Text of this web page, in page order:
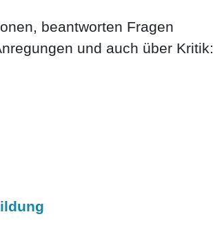
beantworten Fragen
und auch über Kritik: